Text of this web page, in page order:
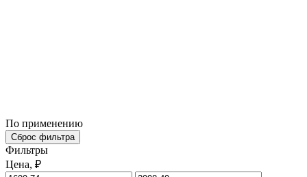
По применению
Сброс фильтра
Фильтры
Цена, ₽